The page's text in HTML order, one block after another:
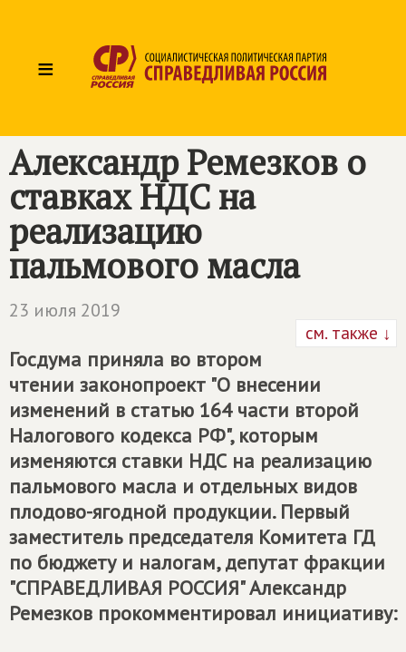
≡
Александр Ремезков о
ставках НДС на
реализацию
пальмового масла
23 июля 2019
см. также ↓
Госдума приняла во втором
чтении законопроект "О внесении
изменений в статью 164 части второй
Налогового кодекса РФ", которым
изменяются ставки НДС на реализацию
пальмового масла и отдельных видов
плодово-ягодной продукции. Первый
заместитель председателя Комитета ГД
по бюджету и налогам, депутат фракции
"СПРАВЕДЛИВАЯ РОССИЯ" Александр
Ремезков прокомментировал инициативу: